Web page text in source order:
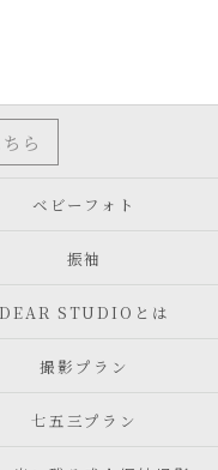
ら
ベビーフォト
振袖
DEAR STUDIOとは
撮影プラン
七五三プラン